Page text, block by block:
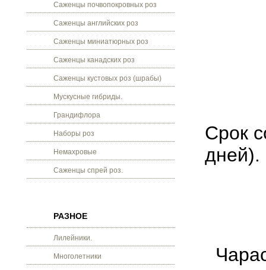
Саженцы почвопокровных роз
Саженцы английских роз
Саженцы миниатюрных роз
Саженцы канадских роз
Саженцы кустовых роз (шрабы)
Мускусные гибриды.
Грандифлора
Наборы роз
Немахровые
Саженцы спрей роз.
РАЗНОЕ
Лилейники.
Многолетники
Срок
дней).